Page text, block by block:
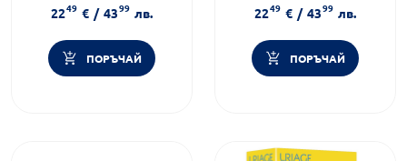
50
2249 € / 4399 лв.
ПОРЪЧАЙ
Форма на продукта:крем
2249 € / 4399 лв.
ПОРЪЧАЙ